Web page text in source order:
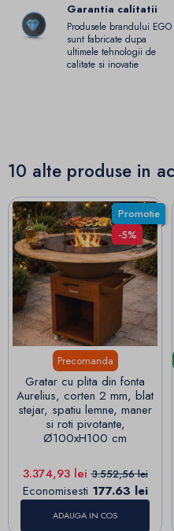
Garantia calitatii
Produsele brandului EGO
sunt fabricate dupa
ultimele tehnologii de
calitate si inovatie
10 alte produse in
Promotie
-5%
Precomanda
Gratar cu plita din fonta
Aurelius, corten 2 mm, blat
stejar, spatiu lemne, maner
si roti pivotante,
Ø100xH100 cm
Pret
3.374,93 leiPret de baza
3.552,56 lei
Economisesti 177.63 lei
ADAUGA IN COS